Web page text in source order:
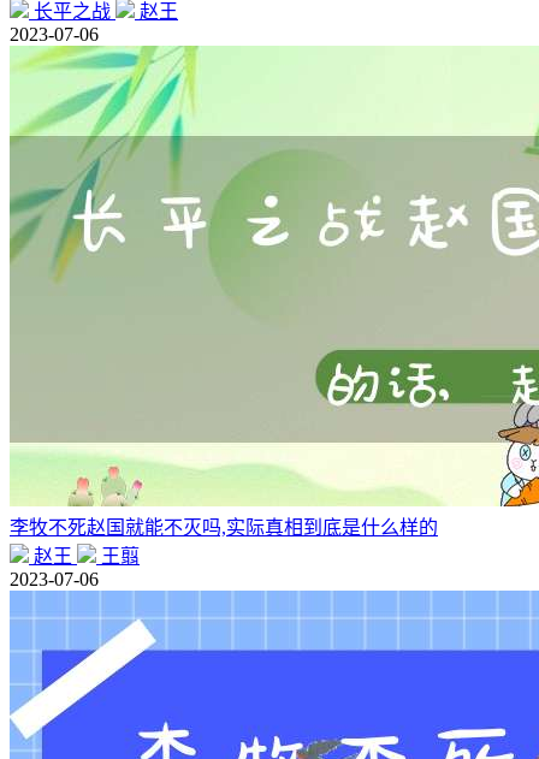
长平之战
赵王
2023-07-06
李牧不死赵国就能不灭吗,实际真相到底是什么样的
赵王
王翦
2023-07-06